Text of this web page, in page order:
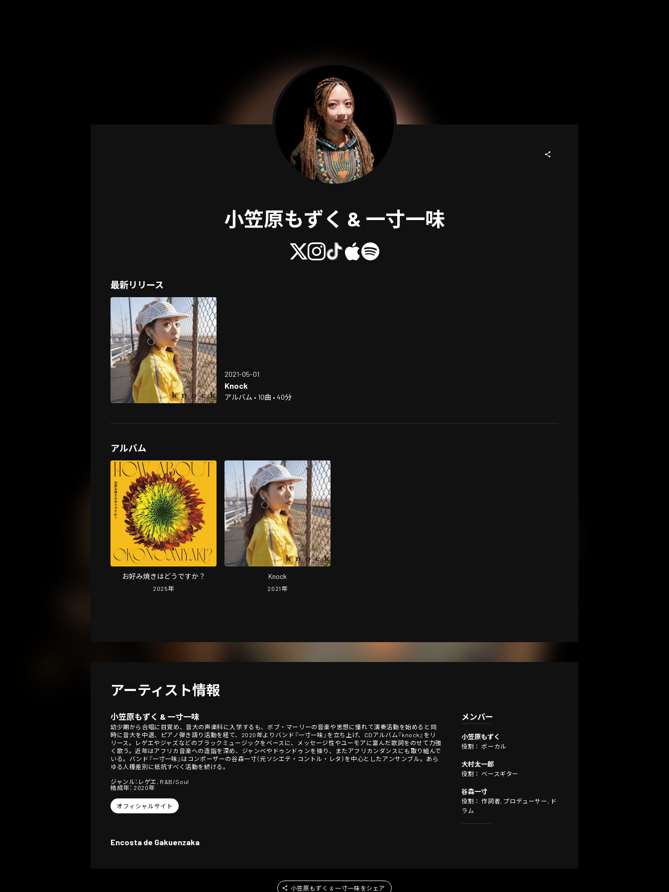
小笠原もずく & 一寸一味
最新リリース
2021-05-01
Knock
アルバム • 10曲 • 40分
アルバム
お好み焼きはどうですか？
2025年
Knock
2021 年
アーティスト情報
小笠原もずく & 一寸一味
幼少期から合唱に目覚め、音大の声楽科に入学するも、ボブ・マーリーの音楽や思想に憧れて演奏活動を始めると同
時に音大を中退、ピアノ弾き語り活動を経て、2020年よりバンド『一寸一味』を立ち上げ、CDアルバム『knock』をリ
リース。レゲエやジャズなどのブラックミュージックをベースに、メッセージ性やユーモアに富んだ歌詞をのせて力強
く歌う。近年はアフリカ音楽への造詣を深め、ジャンベやドゥンドゥンを操り、またアフリカンダンスにも取り組んで
いる。バンド『一寸一味』はコンポーザーの谷森一寸（元ソシエテ・コントル・レタ）を中心としたアンサンブル。あら
ゆる人種差別に抵抗すべく活動を続ける。
ジャンル：レゲエ, R&B/Soul
結成年： 2020年
オフィシャルサイト
メンバー
小笠原もずく
役割： ボーカル
大村太一郎
役割： ベースギター
谷森一寸
役割： 作詞者, プロデューサー, ド
ラム
Encosta de Gakuenzaka
小笠原もずく & 一寸一味をシェア